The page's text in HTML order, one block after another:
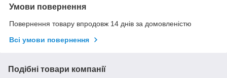
Умови повернення
Повернення товару впродовж 14 днів за домовленістю
Всі умови повернення
Подібні товари компанії